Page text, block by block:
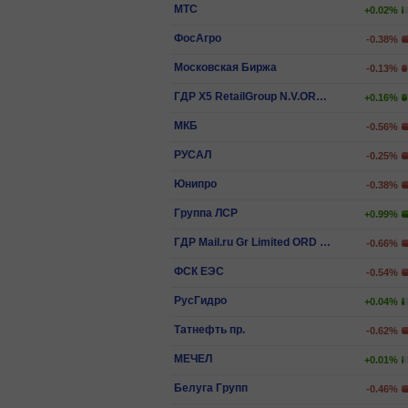
МТС +0.02%
ФосАгро -0.38%
Московская Биржа -0.13%
ГДР X5 RetailGroup N.V.ORD SHS +0.16%
МКБ -0.56%
РУСАЛ -0.25%
Юнипро -0.38%
Группа ЛСР +0.99%
ГДР Mail.ru Gr Limited ORD SHS -0.66%
ФСК ЕЭС -0.54%
РусГидро +0.04%
Татнефть пр. -0.62%
МЕЧЕЛ +0.01%
Белуга Групп -0.46%